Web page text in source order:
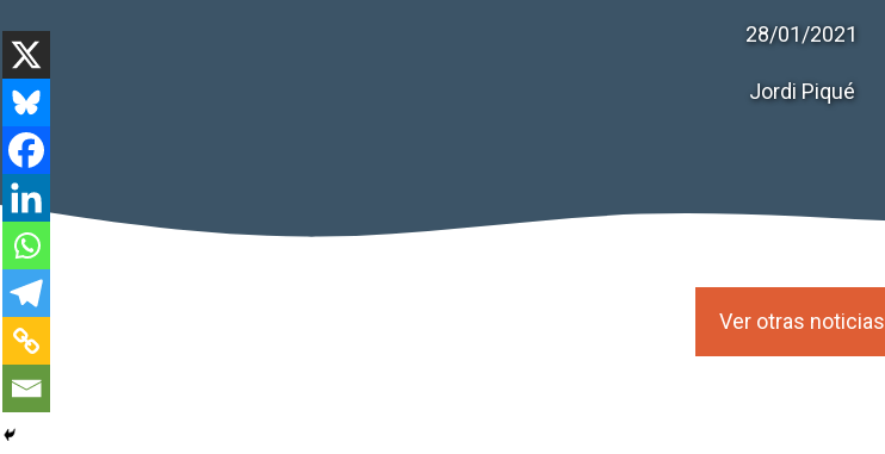
28/01/2021
Jordi Piqué
Ver otras noticias